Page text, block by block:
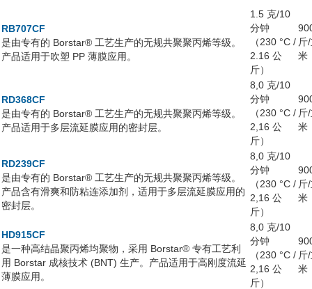
RB707CF
是由专有的 Borstar® 工艺生产的无规共聚聚丙烯等级。
产品适用于吹塑 PP 薄膜应用。
1.5 克/10
分钟
（230 °C /
2.16 公
斤）
斤
米
RD368CF
是由专有的 Borstar® 工艺生产的无规共聚聚丙烯等级。
产品适用于多层流延膜应用的密封层。
8,0 克/10
分钟
（230 °C /
2,16 公
斤）
斤
米
RD239CF
是由专有的 Borstar® 工艺生产的无规共聚聚丙烯等级。
产品含有滑爽和防粘连添加剂，适用于多层流延膜应用的
密封层。
8,0 克/10
分钟
（230 °C /
2,16 公
斤）
斤
米
HD915CF
是一种高结晶聚丙烯均聚物，采用 Borstar® 专有工艺利
用 Borstar 成核技术 (BNT) 生产。产品适用于高刚度流延
薄膜应用。
8,0 克/10
分钟
（230 °C /
2,16 公
斤）
斤
米